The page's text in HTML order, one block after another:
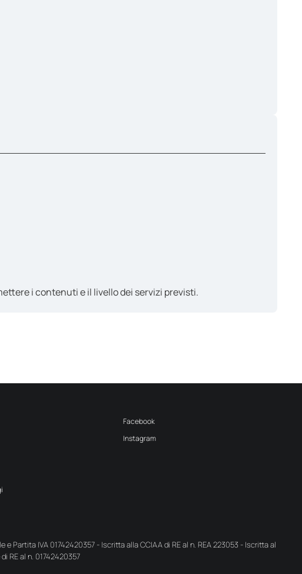
i contenuti e il livello dei servizi previsti.
Facebook
Instagram
e Partita IVA 01742420357 - Iscritta alla CCIAA di RE al n. REA 223053 - Iscritta al
RE al n. 01742420357